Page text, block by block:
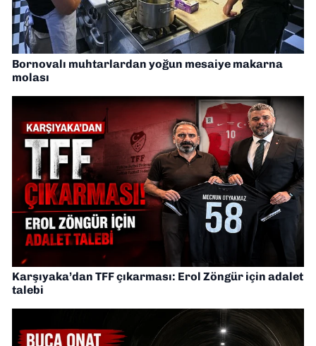
Bornovalı muhtarlardan yoğun mesaiye makarna
molası
Karşıyaka’dan TFF çıkarması: Erol Zöngür için adalet
talebi